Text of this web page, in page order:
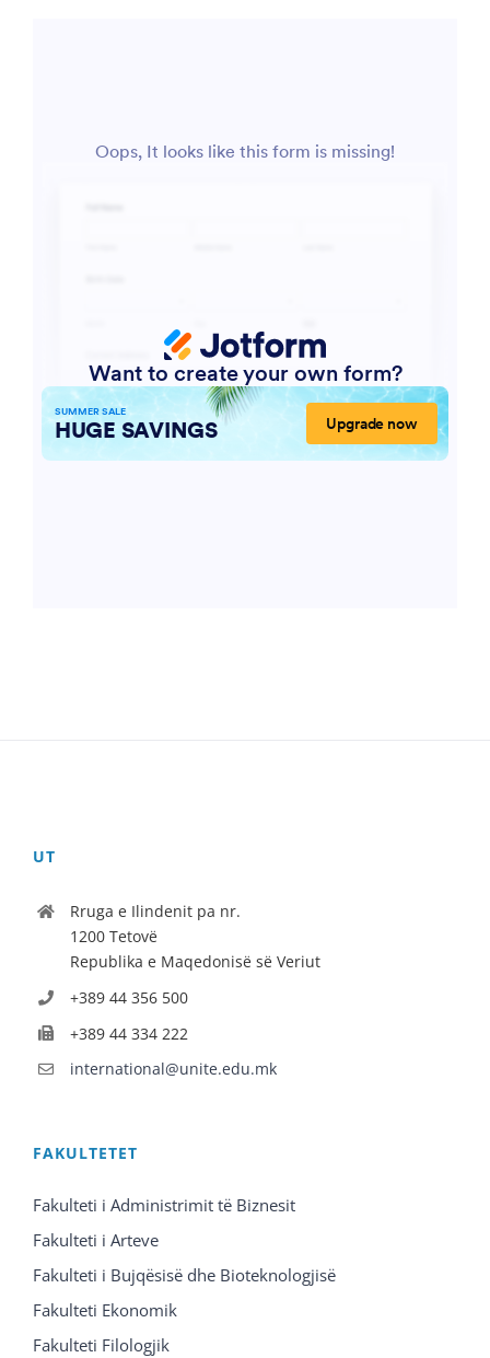
UT
Rruga e Ilindenit pa nr.
1200 Tetovë
Republika e Maqedonisë së Veriut
+389 44 356 500
+389 44 334 222
international@unite.edu.mk
FAKULTETET
Fakulteti i Administrimit të Biznesit
Fakulteti i Arteve
Fakulteti i Bujqësisë dhe Bioteknologjisë
Fakulteti Ekonomik
Fakulteti Filologjik